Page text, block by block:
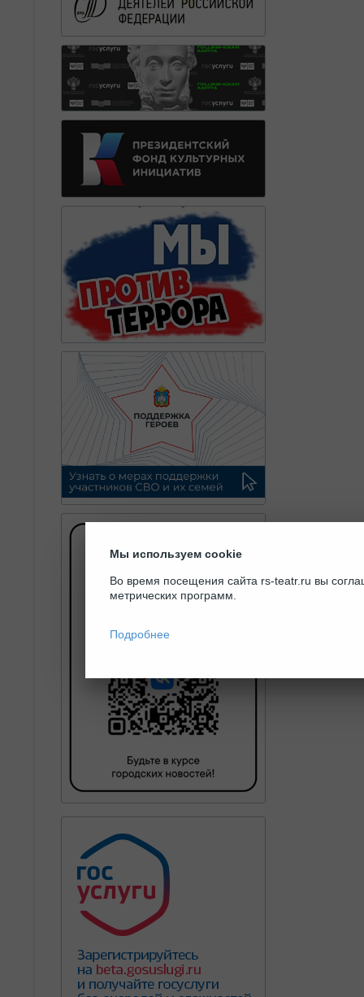
Мы используем cookie
Во время посещения сайта rs-teatr.ru вы
метрических программ.
Подробнее